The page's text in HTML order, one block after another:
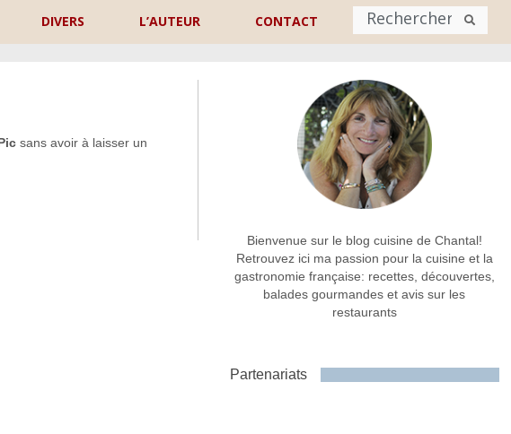
DIVERS L’AUTEUR CONTACT
Nom
Commentaire ou message *
sans avoir à laisser un
Bienvenue sur le blog cuisine de Chantal!
Retrouvez ici ma passion pour la cuisine et la
gastronomie française: recettes, découvertes,
balades gourmandes et avis sur les
restaurants
Partenariats